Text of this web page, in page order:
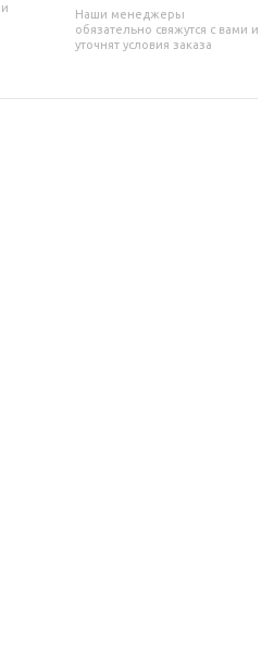
Наши менеджеры
обязательно свяжутся с вами и
уточнят условия заказа